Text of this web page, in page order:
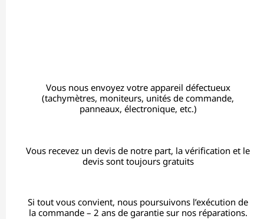
Vous nous envoyez votre appareil défectueux
(tachymètres, moniteurs, unités de commande,
panneaux, électronique, etc.)
Vous recevez un devis de notre part, la vérification et le
devis sont toujours gratuits
Si tout vous convient, nous poursuivons l’exécution de
la commande – 2 ans de garantie sur nos réparations.